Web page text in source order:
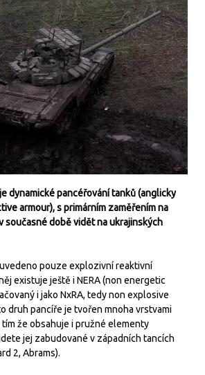
dynamické pancéřování tanků (anglicky
armour), s primárním zaměřením na
současné době vidět na ukrajinských
pouze explozivní reaktivní
existuje ještě i NERA (non energetic
i jako NxRA, tedy non explosive
druh pancíře je tvořen mnoha vrstvami
že obsahuje i pružné elementy
jej zabudované v západních tancích
2, Abrams).